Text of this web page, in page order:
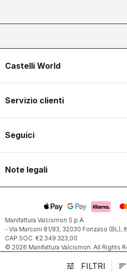
tune FILTRI sort
Castelli World
Servizio clienti
Seguici
Note legali
Manifattura Valcismon S.p.A.
- Via Marconi 81/83, 32030 Fonzaso (BL),
CAP.SOC. €2.349.323,00
© 2026 Manifattura Valcismon. All Rights